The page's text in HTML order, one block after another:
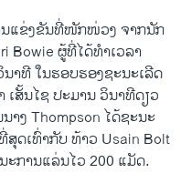
ນແຂ່ງຂັນທີ່ໜັກໜ່ວງ ຈາກນັກ
Bowie ຜູ້ທີ່ໄດ້ທຳເວລາ
ນາທີ ໃນຮອບຮອງຊະນະເລີດ
ເສັ້ນໄຊ ປະມານ ວິນາທີດຽວ
າງ Thompson ໄດ້ຊະນະ
ດເທົ່າກັບ ທ້າວ Usain Bolt
ະການແລ່ນໄວ 200 ແມັດ.